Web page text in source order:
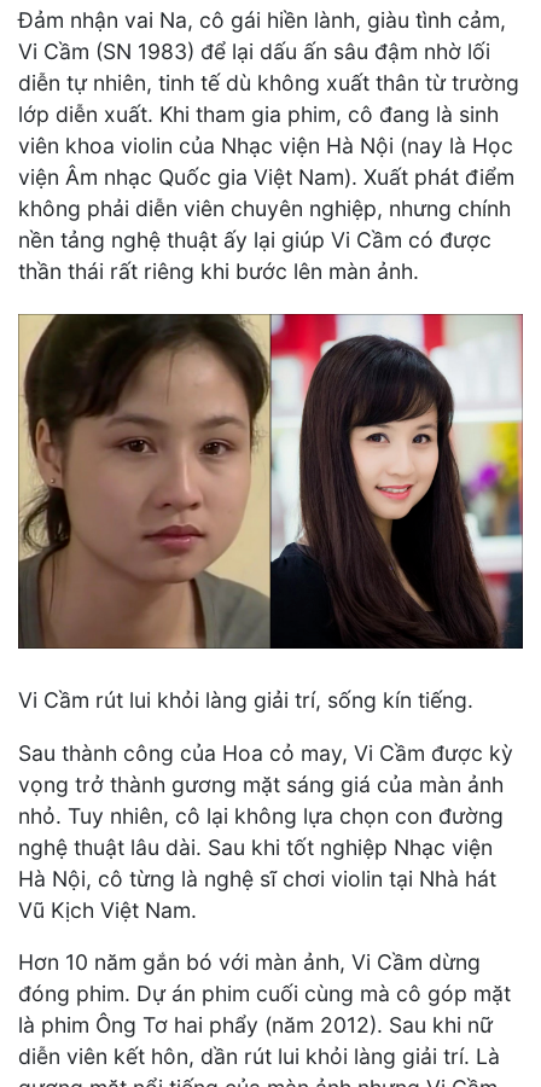
Đảm nhận vai Na, cô gái hiền lành, giàu tình cảm,
Vi Cầm (SN 1983) để lại dấu ấn sâu đậm nhờ lối
diễn tự nhiên, tinh tế dù không xuất thân từ trường
lớp diễn xuất. Khi tham gia phim, cô đang là sinh
viên khoa violin của Nhạc viện Hà Nội (nay là Học
viện Âm nhạc Quốc gia Việt Nam). Xuất phát điểm
không phải diễn viên chuyên nghiệp, nhưng chính
nền tảng nghệ thuật ấy lại giúp Vi Cầm có được
thần thái rất riêng khi bước lên màn ảnh.
Vi Cầm rút lui khỏi làng giải trí, sống kín tiếng.
Sau thành công của Hoa cỏ may, Vi Cầm được kỳ
vọng trở thành gương mặt sáng giá của màn ảnh
nhỏ. Tuy nhiên, cô lại không lựa chọn con đường
nghệ thuật lâu dài. Sau khi tốt nghiệp Nhạc viện
Hà Nội, cô từng là nghệ sĩ chơi violin tại Nhà hát
Vũ Kịch Việt Nam.
Hơn 10 năm gắn bó với màn ảnh, Vi Cầm dừng
đóng phim. Dự án phim cuối cùng mà cô góp mặt
là phim Ông Tơ hai phẩy (năm 2012). Sau khi nữ
diễn viên kết hôn, dần rút lui khỏi làng giải trí. Là